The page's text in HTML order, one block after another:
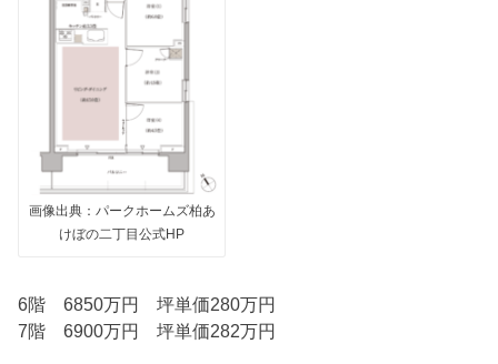
画像出典：パークホームズ柏あ
けぼの二丁目公式HP
6階 6850万円 坪単価280万円
7階 6900万円 坪単価282万円